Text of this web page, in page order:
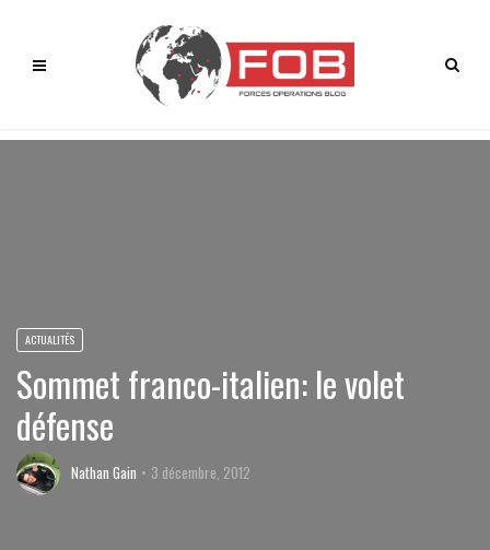
ACTUALITÉS
Sommet franco-italien: le volet
défense
Nathan Gain 3 décembre, 2012